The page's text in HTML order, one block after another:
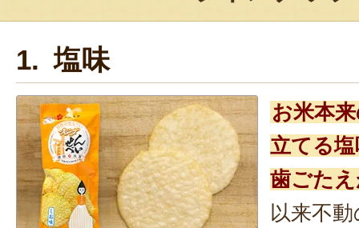
1. 塩味
お米本
立てる
歯ごた
以来不